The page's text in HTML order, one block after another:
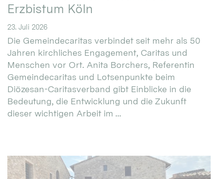
Erzbistum Köln
23. Juli 2026
Die Gemeindecaritas verbindet seit mehr als 50
Jahren kirchliches Engagement, Caritas und
Menschen vor Ort. Anita Borchers, Referentin
Gemeindecaritas und Lotsenpunkte beim
Diözesan-Caritasverband gibt Einblicke in die
Bedeutung, die Entwicklung und die Zukunft
dieser wichtigen Arbeit im ...